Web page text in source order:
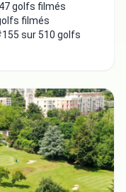
golfs filmés
filmés
sur 510 golfs